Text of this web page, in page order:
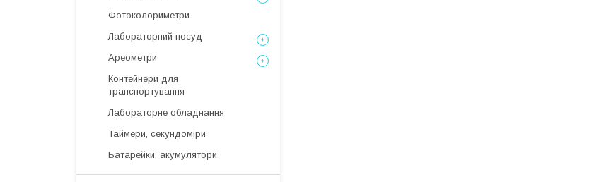
Фотоколориметри
Лабораторний посуд
Ареометри
Контейнери для
транспортування
Лабораторне обладнання
Таймери, секундоміри
Батарейки, акумулятори